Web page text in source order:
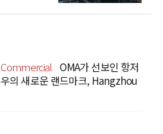
Commercial OMA가 선보인 항저
우의 새로운 랜드마크, Hangzhou